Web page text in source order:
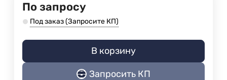
По запросу
Под заказ (Запросите КП)
В корзину
Запросить КП